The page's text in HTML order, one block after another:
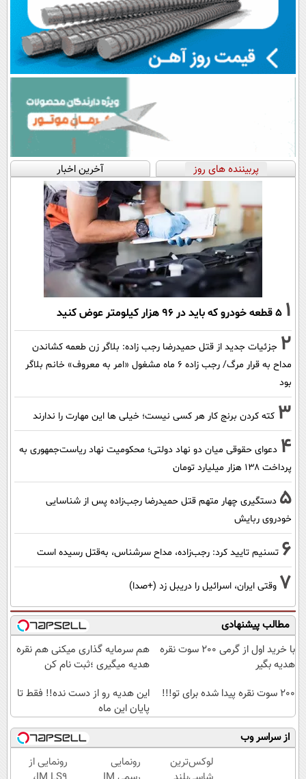
پربیننده های روز آخرین اخبار
1 ۵ قطعه خودرو که باید در ۹۶ هزار کیلومتر عوض کنید
2 جزئیات جدید از قتل حمیدرضا رجب زاده: بلاگر زن طعمه کشاندن
مداح به قرار مرگ/ رجب زاده 6 ماه مشغول «امر به معروف» خانم بلاگر
بود
3 کته کردن برنج کار هر کسی نیست؛ خیلی ها این مهارت را ندارند
4 دعوای حقوقی میان دو نهاد دولتی؛ محکومیت نهاد ریاست‌جمهوری به
پرداخت ۱۳۸ هزار میلیارد تومان
5 دستگیری چهار متهم قتل حمیدرضا رجب‌زاده پس از شناسایی
خودروی ربایش
6 تسنیم تایید کرد: رجب‌زاده، مداح سرشناس، به‌قتل رسیده است
7 وقتی ایران، اسرائیل را دریبل زد (+صدا)
مطالب پیشنهادی
با خرید اول از گرمی 200 سوت نقره
هدیه بگیر
هم سرمایه گذاری میکنی هم نقره
هدیه میگیری ؛ثبت نام کن
200 سوت نقره پیدا شده برای تو!!!
این هدیه رو از دست نده!! فقط تا
پایان این ماه
از سراسر وب
لوکس‌ترین
رونمایی
رونمایی از